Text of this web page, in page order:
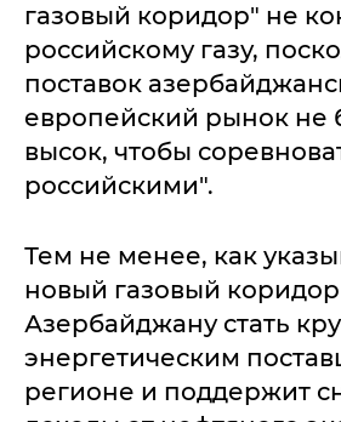
газовый коридор" не
российскому газу,
поставок
европейский рынок не
высок, чтобы
российскими".
Тем не менее, как
новый газовый
Азербайджану стать
энергетическим
регионе и поддержит